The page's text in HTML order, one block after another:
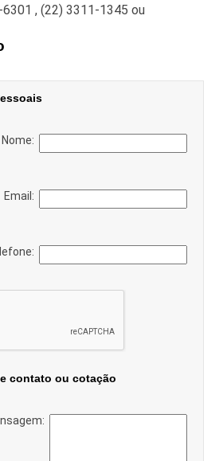
,(22) 3311-1345 ou
Nome:
Email:
contato ou cotação